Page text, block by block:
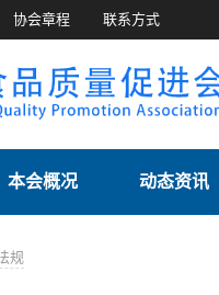
协会章程 联系方式
本会概况 动态资讯
规